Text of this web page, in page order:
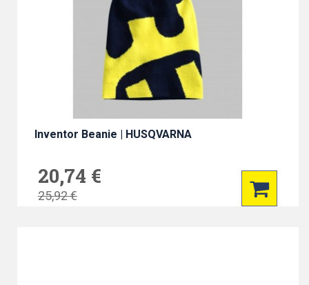
Inventor Beanie | HUSQVARNA
20,74 €
25,92 €